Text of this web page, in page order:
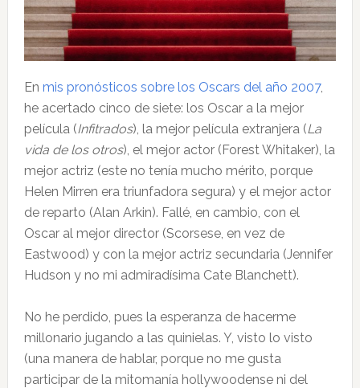
En mis pronósticos sobre los Oscars del año 2007,
he acertado cinco de siete: los Oscar a la mejor
película (Infitrados), la mejor película extranjera (La
vida de los otros), el mejor actor (Forest Whitaker), la
mejor actriz (este no tenía mucho mérito, porque
Helen Mirren era triunfadora segura) y el mejor actor
de reparto (Alan Arkin). Fallé, en cambio, con el
Oscar al mejor director (Scorsese, en vez de
Eastwood) y con la mejor actriz secundaria (Jennifer
Hudson y no mi admiradísima Cate Blanchett).
No he perdido, pues la esperanza de hacerme
millonario jugando a las quinielas. Y, visto lo visto
(una manera de hablar, porque no me gusta
participar de la mitomanía hollywoodense ni del